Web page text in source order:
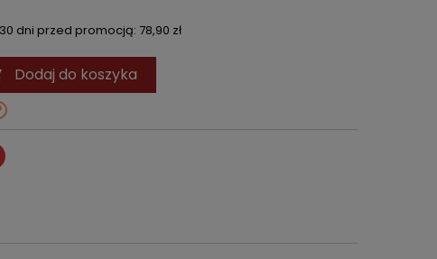
dni przed promocją: 78,90 zł
Dodaj do koszyka